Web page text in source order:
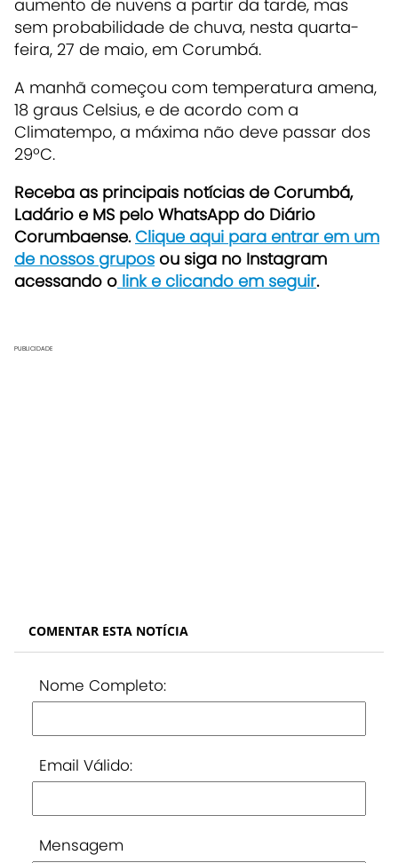
aumento de nuvens a partir da tarde, mas
sem probabilidade de chuva, nesta quarta-
feira, 27 de maio, em Corumbá.
A manhã começou com temperatura amena,
18 graus Celsius, e de acordo com a
Climatempo, a máxima não deve passar dos
29ºC.
Receba as principais notícias de Corumbá,
Ladário e MS pelo WhatsApp do Diário
Corumbaense.Clique aqui para entrar em um
de nossos grupos ou siga no Instagram
acessando o link e clicando em seguir.
PUBLICIDADE
COMENTAR ESTA NOTÍCIA
Nome Completo:
Email Válido:
Mensagem